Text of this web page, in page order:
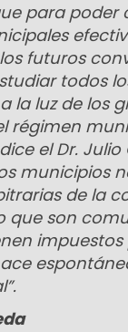
para poder
futuros
todos
la luz de los
régimen
el Dr. Julio
municipios
de la
que son